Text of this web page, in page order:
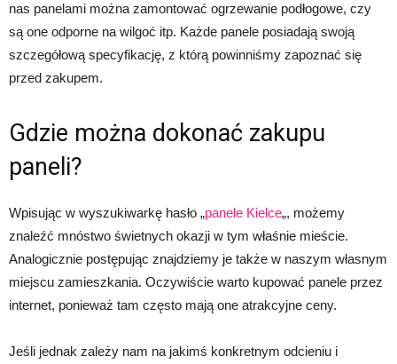
nas panelami można zamontować ogrzewanie podłogowe, czy
są one odporne na wilgoć itp. Każde panele posiadają swoją
szczegółową specyfikację, z którą powinniśmy zapoznać się
przed zakupem.
Gdzie można dokonać zakupu
paneli?
Wpisując w wyszukiwarkę hasło „panele Kielce„, możemy
znaleźć mnóstwo świetnych okazji w tym właśnie mieście.
Analogicznie postępując znajdziemy je także w naszym własnym
miejscu zamieszkania. Oczywiście warto kupować panele przez
internet, ponieważ tam często mają one atrakcyjne ceny.
Jeśli jednak zależy nam na jakimś konkretnym odcieniu i